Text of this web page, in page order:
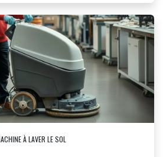
À LAVER LE SOL